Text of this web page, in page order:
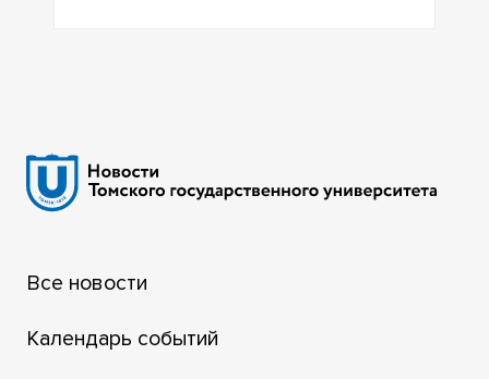
Все новости
Календарь событий